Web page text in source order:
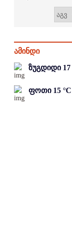
ამინდი
ზუგდიდი 17
ფოთი 15 °C